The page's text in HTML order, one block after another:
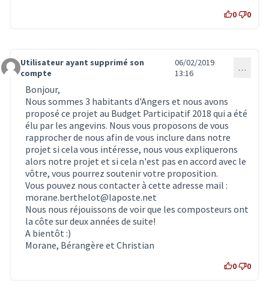
0 0
Commentaire 1230
Utilisateur ayant supprimé son
compte
06/02/2019
13:16
…
Bonjour,
Nous sommes 3 habitants d'Angers et nous avons
proposé ce projet au Budget Participatif 2018 qui a été
élu par les angevins. Nous vous proposons de vous
rapprocher de nous afin de vous inclure dans notre
projet si cela vous intéresse, nous vous expliquerons
alors notre projet et si cela n'est pas en accord avec le
vôtre, vous pourrez soutenir votre proposition.
Vous pouvez nous contacter à cette adresse mail :
morane.berthelot@laposte.net
Nous nous réjouissons de voir que les composteurs ont
la côte sur deux années de suite!
A bientôt :)
Morane, Bérangère et Christian
0 0